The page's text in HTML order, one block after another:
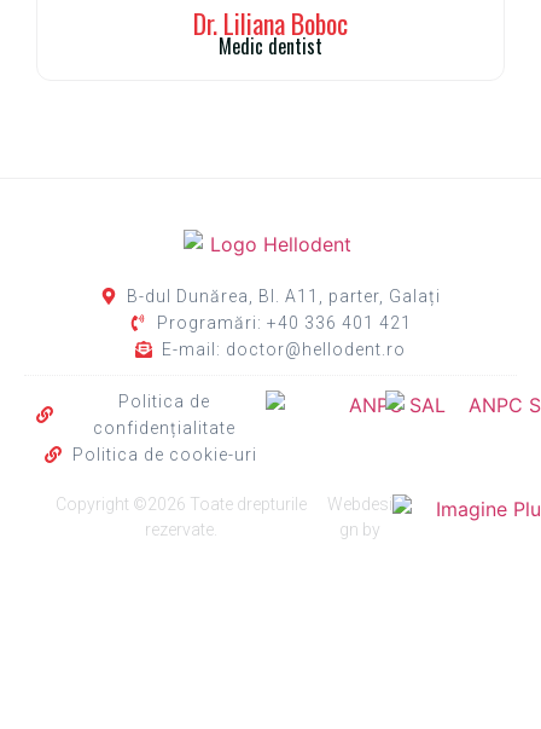
Dr. Liliana Boboc
Medic dentist
B-dul Dunărea, Bl. A11, parter, Galați
Programări: +40 336 401 421
E-mail: doctor@hellodent.ro
Politica de
confidențialitate
Politica de cookie-uri
Copyright ©2026 Toate drepturile
rezervate.
Webdesi
gn by